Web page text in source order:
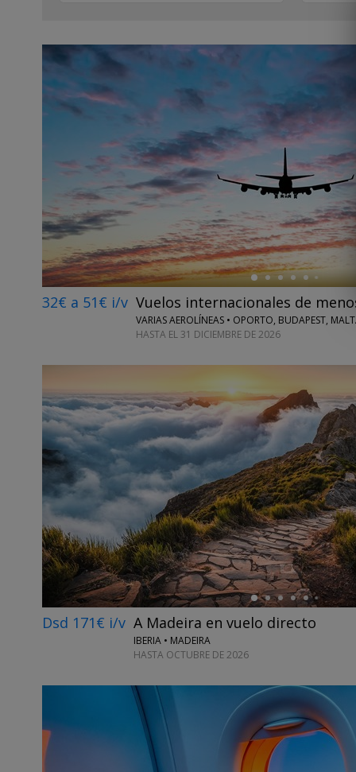
←
32€ a 51€ i/v Vuelos internacionales de
VARIAS AEROLÍNEAS • OPORTO, BUDAPEST,
HASTA EL 31 DICIEMBRE DE 2026
←
Dsd 171€ i/v A Madeira en vuelo directo
IBERIA • MADEIRA
HASTA OCTUBRE DE 2026